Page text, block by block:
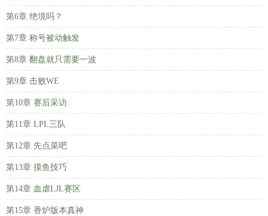
第6章 绝境吗？
第7章 称号被动触发
第8章 翻盘就只需要一波
第9章 击败WE
第10章 赛后采访
第11章 LPL三队
第12章 先点菜吧
第13章 摸鱼技巧
第14章 血虐LJL赛区
第15章 香炉版本真神